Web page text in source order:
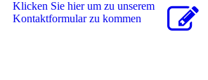
Klicken Sie hier um zu unserem
Kon­takt­for­mu­lar zu kommen